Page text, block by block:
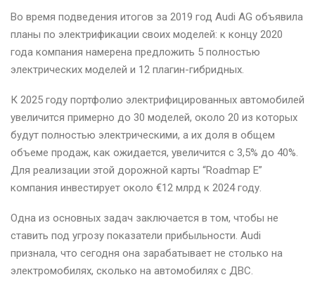
Во время подведения итогов за 2019 год Audi AG объявила
планы по электрификации своих моделей: к концу 2020
года компания намерена предложить 5 полностью
электрических моделей и 12 плагин-гибридных.
К 2025 году портфолио электрифицированных автомобилей
увеличится примерно до 30 моделей, около 20 из которых
будут полностью электрическими, а их доля в общем
объеме продаж, как ожидается, увеличится с 3,5% до 40%.
Для реализации этой дорожной карты “Roadmap E”
компания инвестирует около €12 млрд к 2024 году.
Одна из основных задач заключается в том, чтобы не
ставить под угрозу показатели прибыльности. Audi
признала, что сегодня она зарабатывает не столько на
электромобилях, сколько на автомобилях с ДВС.